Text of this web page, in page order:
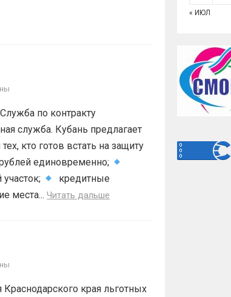
по контракту
служба. Кубань предлагает
кто готов встать на защиту
единовременно;
кредитные
места...Читать дальше
края льготных
« ИЮЛ